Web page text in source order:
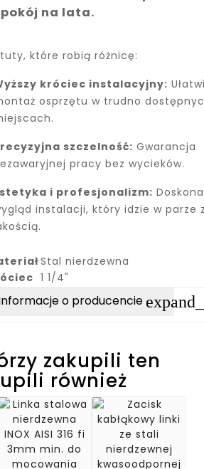
na lata.
które robią różnicę:
króciec instalacyjny:
osprzętu w trudno
szczelność: Gwarancja
pracy bez wycieków.
i profesjonalizm:
instalacji, który idzie w parze
Stal nierdzewna
1 1/4"
o producencie
zakupili ten
również